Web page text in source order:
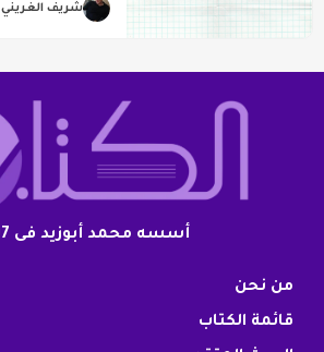
شريف الغريني
أسسه محمد أبوزيد فى 2007
من نحن
قائمة الكتاب